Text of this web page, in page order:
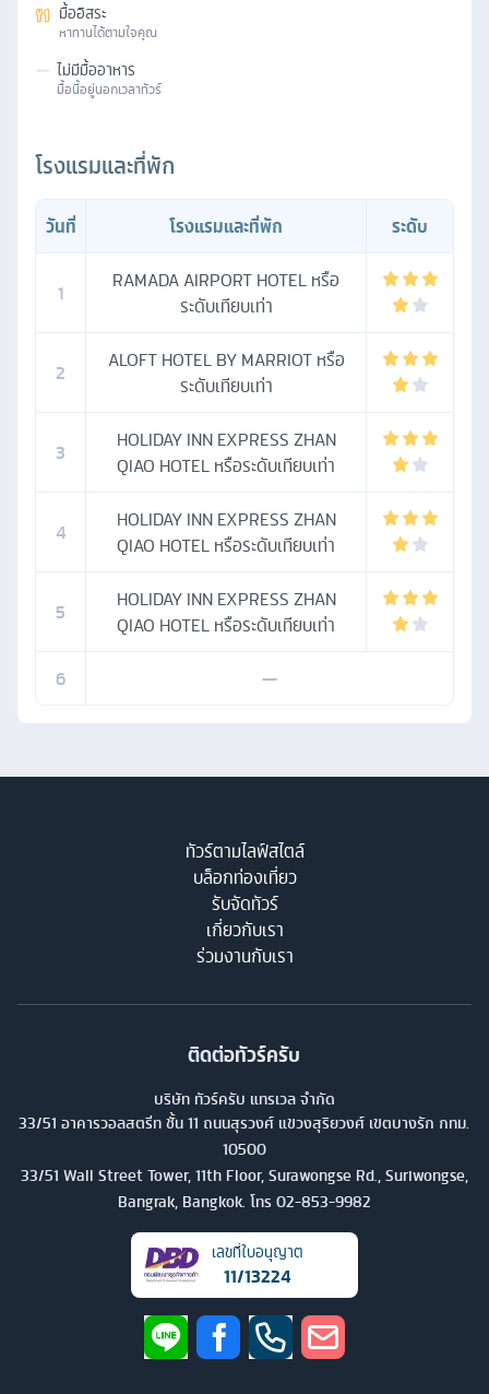
มื้ออิสระ
หาทานได้ตามใจคุณ
— ไม่มีมื้ออาหาร
มื้อนี้อยู่นอกเวลาทัวร์
โรงแรมและที่พัก
วันที่ โรงแรมและที่พัก ระดับ
1
RAMADA AIRPORT HOTEL หรือ
ระดับเทียบเท่า
2
ALOFT HOTEL BY MARRIOT หรือ
ระดับเทียบเท่า
3
HOLIDAY INN EXPRESS ZHAN
QIAO HOTEL หรือระดับเทียบเท่า
4
HOLIDAY INN EXPRESS ZHAN
QIAO HOTEL หรือระดับเทียบเท่า
5
HOLIDAY INN EXPRESS ZHAN
QIAO HOTEL หรือระดับเทียบเท่า
6
—
ทัวร์ตามไลฟ์สไตล์
บล็อกท่องเที่ยว
รับจัดทัวร์
เกี่ยวกับเรา
ร่วมงานกับเรา
ติดต่อทัวร์ครับ
บริษัท ทัวร์ครับ แทรเวล จำกัด
33/51 อาคารวอลสตรีท ชั้น 11 ถนนสุรวงศ์ แขวงสุริยวงศ์ เขตบางรัก กทม.
10500
33/51 Wall Street Tower, 11th Floor, Surawongse Rd., Suriwongse,
Bangrak, Bangkok. โทร 02-853-9982
เลขที่ใบอนุญาต
11/13224